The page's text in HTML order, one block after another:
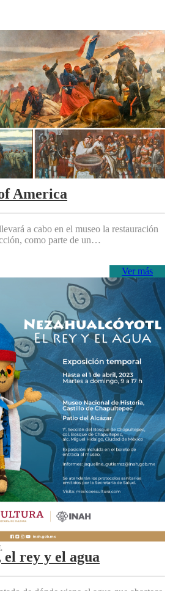
America
a cabo en el museo la restauración
como parte de un…
Ver más
rey y el agua